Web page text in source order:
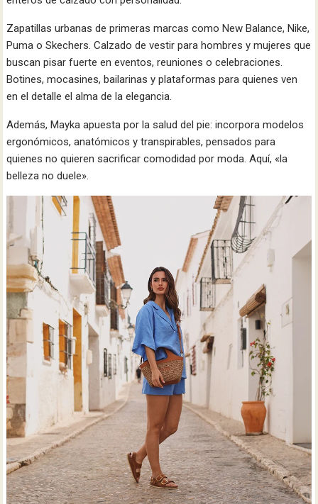
Zapatillas urbanas de primeras marcas como New Balance, Nike,
Puma o Skechers. Calzado de vestir para hombres y mujeres que
buscan pisar fuerte en eventos, reuniones o celebraciones.
Botines, mocasines, bailarinas y plataformas para quienes ven
en el detalle el alma de la elegancia.
Además, Mayka apuesta por la salud del pie: incorpora modelos
ergonómicos, anatómicos y transpirables, pensados para
quienes no quieren sacrificar comodidad por moda. Aquí, «la
belleza no duele».